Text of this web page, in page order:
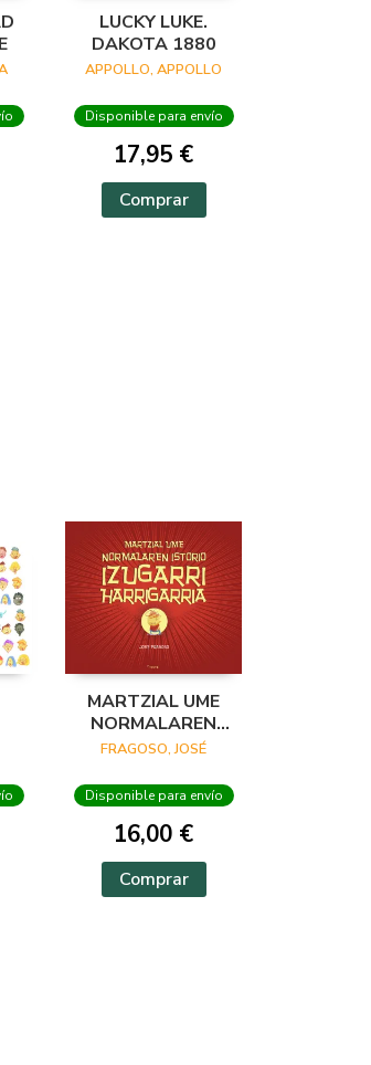
LUCKY LUKE.
DAKOTA 1880
APPOLLO, APPOLLO
Disponible para envío
17,95 €
Comprar
MARTZIAL UME
NORMALAREN
ISTORIO IZUGARRI
FRAGOSO, JOSÉ
Disponible para envío
16,00 €
Comprar